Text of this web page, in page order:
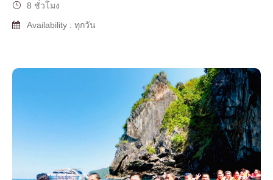
8 ชั่วโมง
Availability : ทุกวัน